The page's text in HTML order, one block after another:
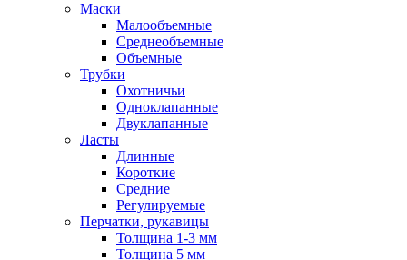
Маски
Малообъемные
Среднеобъемные
Объемные
Трубки
Охотничьи
Одноклапанные
Двуклапанные
Ласты
Длинные
Короткие
Средние
Регулируемые
Перчатки, рукавицы
Толщина 1-3 мм
Толщина 5 мм